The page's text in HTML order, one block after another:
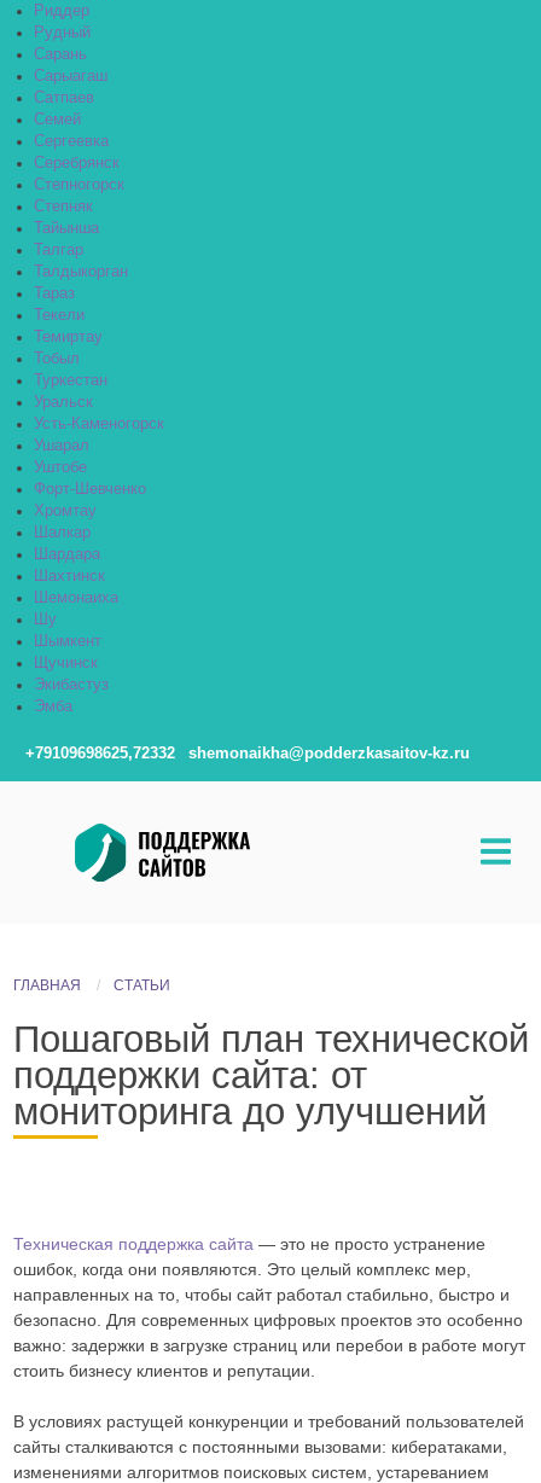
Риддер
Рудный
Сарань
Сарыагаш
Сатпаев
Семей
Сергеевка
Серебрянск
Степногорск
Степняк
Тайынша
Талгар
Талдыкорган
Тараз
Текели
Темиртау
Тобыл
Туркестан
Уральск
Усть-Каменогорск
Ушарал
Уштобе
Форт-Шевченко
Хромтау
Шалкар
Шардара
Шахтинск
Шемонаиха
Шу
Шымкент
Щучинск
Экибастуз
Эмба
+79109698625,72332 shemonaikha@podderzkasaitov-kz.ru
ГЛАВНАЯ СТАТЬИ
Пошаговый план технической
поддержки сайта: от
мониторинга до улучшений
Техническая поддержка сайта — это не просто устранение
ошибок, когда они появляются. Это целый комплекс мер,
направленных на то, чтобы сайт работал стабильно, быстро и
безопасно. Для современных цифровых проектов это особенно
важно: задержки в загрузке страниц или перебои в работе могут
стоить бизнесу клиентов и репутации.
В условиях растущей конкуренции и требований пользователей
сайты сталкиваются с постоянными вызовами: кибератаками,
изменениями алгоритмов поисковых систем, устареванием